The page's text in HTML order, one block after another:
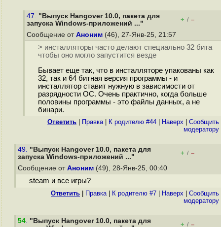
47. "Выпуск Hangover 10.0, пакета для
запуска Windows-приложений ..."
+ / –
Сообщение от Аноним (46), 27-Янв-25, 21:57
> инсталляторы часто делают специально 32 бита
чтобы оно могло запустится везде
Бывает еще так, что в инсталляторе упакованы как
32, так и 64 битная версия программы - и
инсталлятор ставит нужную в зависимости от
разрядности ОС. Очень практично, когда больше
половины программы - это файлы данных, а не
бинари.
Ответить Правка| К родителю #44 Наверх
Cообщить
модератору
49. "Выпуск Hangover 10.0, пакета для
запуска Windows-приложений ..."
+ / –
Сообщение от Аноним (49), 28-Янв-25, 00:40
steam и все игры?
Ответить Правка| К родителю #7 Наверх
Cообщить
модератору
54. "Выпуск Hangover 10.0, пакета для
+ / –